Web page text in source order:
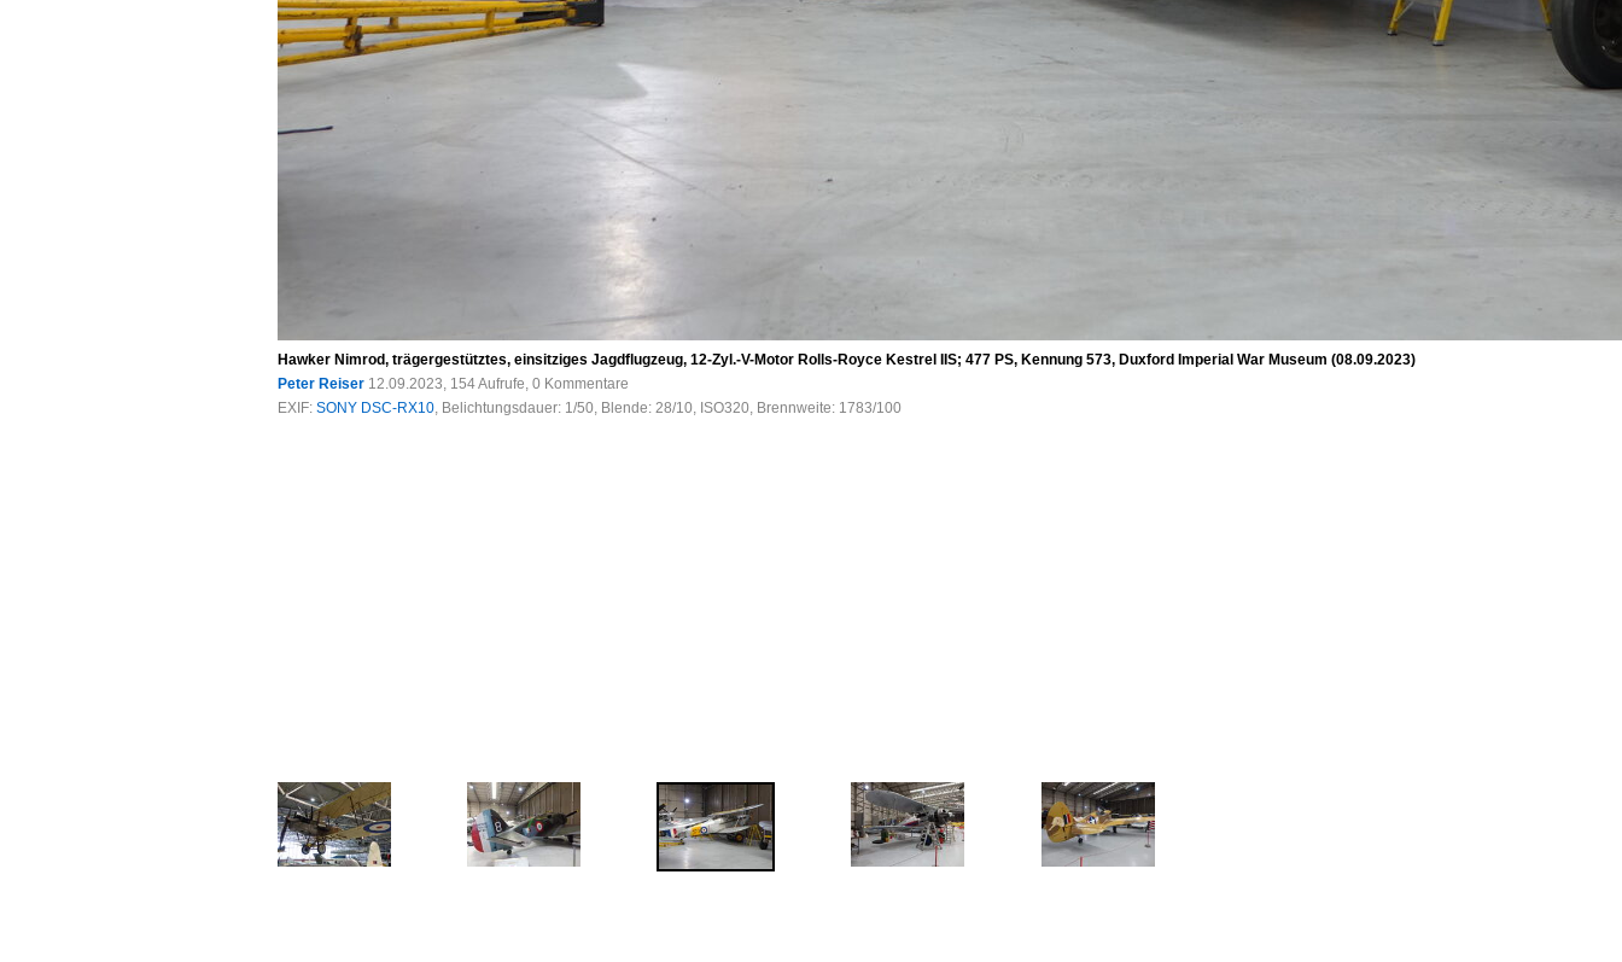
Hawker Nimrod, trägergestütztes, einsitziges Jagdflugzeug, 12-Zyl.-V-Motor Rolls-Royce Kestrel IIS; 477 PS, Kennung 573, Duxford Imperial War Museum (08.09.2023)
Peter Reiser 12.09.2023, 154 Aufrufe, 0 Kommentare
EXIF: SONY DSC-RX10, Belichtungsdauer: 1/50, Blende: 28/10, ISO320, Brennweite: 1783/100